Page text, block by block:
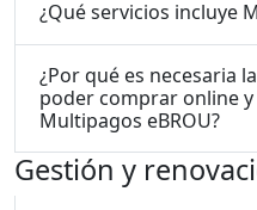
¿Qué servicios incluye
¿Por qué es necesaria
poder comprar online
Multipagos eBROU?
Gestión y